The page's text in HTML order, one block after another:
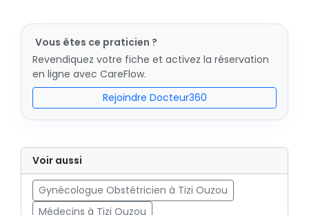
Vous êtes ce praticien ?
Revendiquez votre fiche et activez la réservation
en ligne avec CareFlow.
Rejoindre Docteur360
Voir aussi
Gynécologue Obstétricien à Tizi Ouzou
Médecins à Tizi Ouzou